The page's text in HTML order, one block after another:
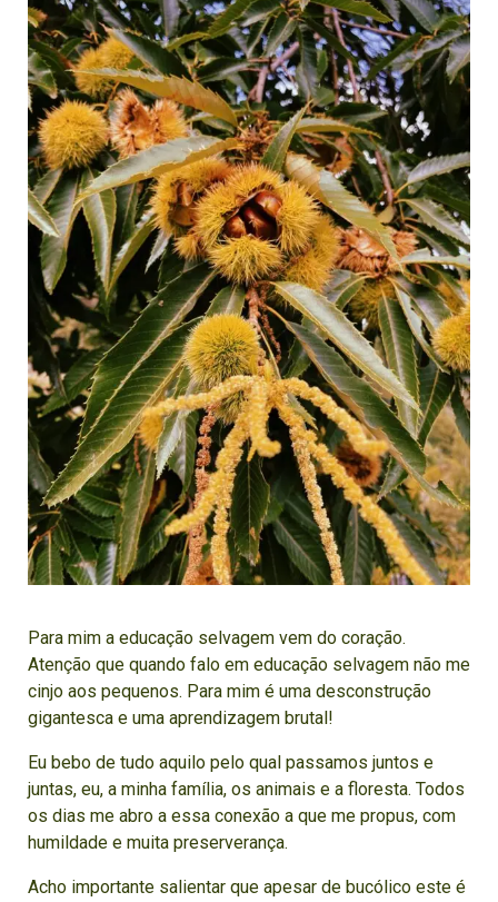
Para mim a educação selvagem vem do coração.
Atenção que quando falo em educação selvagem não me
cinjo aos pequenos. Para mim é uma desconstrução
gigantesca e uma aprendizagem brutal!
Eu bebo de tudo aquilo pelo qual passamos juntos e
juntas, eu, a minha família, os animais e a floresta. Todos
os dias me abro a essa conexão a que me propus, com
humildade e muita preserverança.
Acho importante salientar que apesar de bucólico este é